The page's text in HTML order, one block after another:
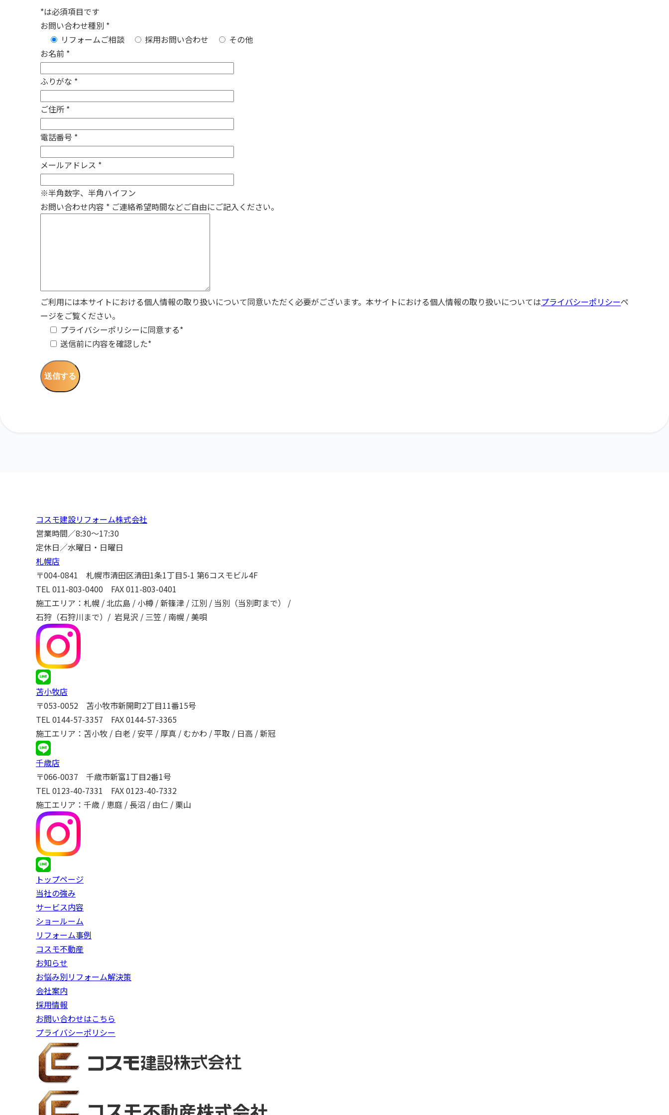
*は必須項目です
お問い合わせ種別 *
リフォームご相談
採用お問い合わせ
その他
お名前 *
ふりがな *
ご住所 *
電話番号 *
メールアドレス *
※半角数字、半角ハイフン
お問い合わせ内容 * ご連絡希望時間などご自由にご記入ください。
ご利用には本サイトにおける個人情報の取り扱いについて同意いただく必要がございます。本サイトにおける個人情報の取り扱いについてはプライバシーポリシーペ
ージをご覧ください。
プライバシーポリシーに同意する*
送信前に内容を確認した*
送信する
コスモ建設リフォーム株式会社
営業時間／8:30～17:30
定休日／水曜日・日曜日
札幌店
〒004-0841 札幌市清田区清田1条1丁目5-1 第6コスモビル4F
TEL011-803-0400 FAX 011-803-0401
施工エリア：札幌 / 北広島 / 小樽 / 新篠津 / 江別 / 当別（当別町まで） /
石狩（石狩川まで）/ 岩見沢 / 三笠 / 南幌 / 美唄
苫小牧店
〒053-0052 苫小牧市新開町2丁目11番15号
TEL 0144-57-3357 FAX 0144-57-3365
施工エリア：苫小牧 / 白老 / 安平 / 厚真 / むかわ / 平取 / 日高 / 新冠
千歳店
〒066-0037 千歳市新富1丁目2番1号
TEL0123-40-7331 FAX 0123-40-7332
施工エリア：千歳 / 恵庭 / 長沼 / 由仁 / 栗山
トップページ
当社の強み
サービス内容
ショールーム
リフォーム事例
コスモ不動産
お知らせ
お悩み別リフォーム解決策
会社案内
採用情報
お問い合わせはこちら
プライバシーポリシー